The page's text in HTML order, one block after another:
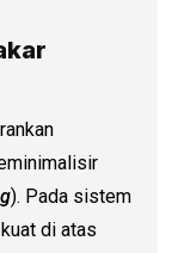
). Pada sistem
di atas